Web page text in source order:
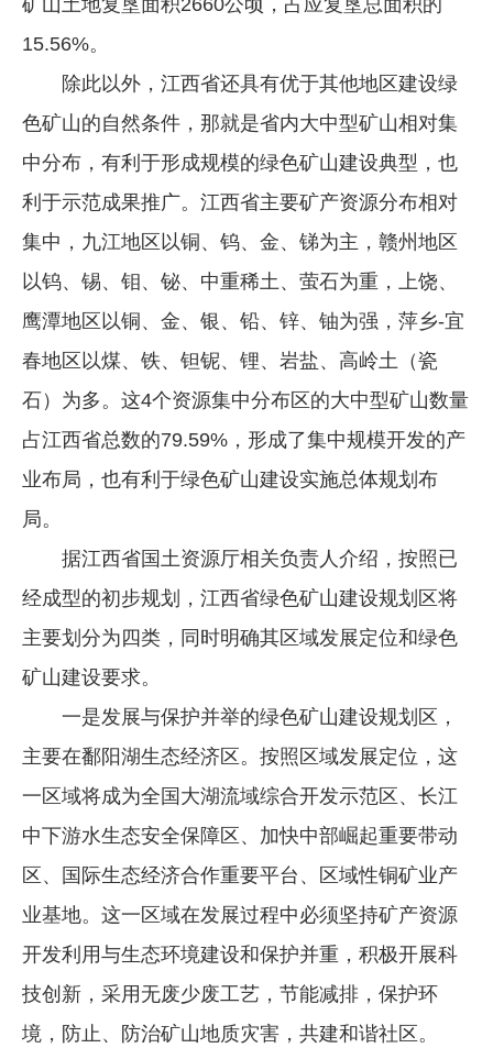
15.56%。
除此以外，江西省还具有优于其他地区建设绿
色矿山的自然条件，那就是省内大中型矿山相对集
中分布，有利于形成规模的绿色矿山建设典型，也
利于示范成果推广。江西省主要矿产资源分布相对
集中，九江地区以铜、钨、金、锑为主，赣州地区
以钨、锡、钼、铋、中重稀土、萤石为重，上饶、
鹰潭地区以铜、金、银、铅、锌、铀为强，萍乡-宜
春地区以煤、铁、钽铌、锂、岩盐、高岭土（瓷
石）为多。这4个资源集中分布区的大中型矿山数量
占江西省总数的79.59%，形成了集中规模开发的产
业布局，也有利于绿色矿山建设实施总体规划布
局。
据江西省国土资源厅相关负责人介绍，按照已
经成型的初步规划，江西省绿色矿山建设规划区将
主要划分为四类，同时明确其区域发展定位和绿色
矿山建设要求。
一是发展与保护并举的绿色矿山建设规划区，
主要在鄱阳湖生态经济区。按照区域发展定位，这
一区域将成为全国大湖流域综合开发示范区、长江
中下游水生态安全保障区、加快中部崛起重要带动
区、国际生态经济合作重要平台、区域性铜矿业产
业基地。这一区域在发展过程中必须坚持矿产资源
开发利用与生态环境建设和保护并重，积极开展科
技创新，采用无废少废工艺，节能减排，保护环
境，防止、防治矿山地质灾害，共建和谐社区。